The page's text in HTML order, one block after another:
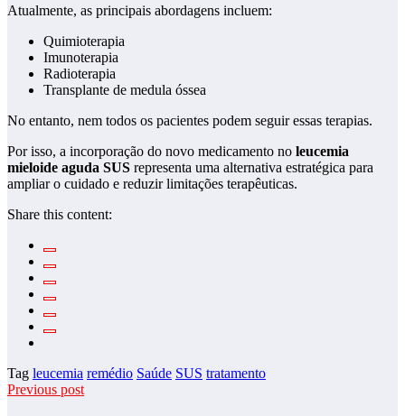
Atualmente, as principais abordagens incluem:
Quimioterapia
Imunoterapia
Radioterapia
Transplante de medula óssea
No entanto, nem todos os pacientes podem seguir essas terapias.
Por isso, a incorporação do novo medicamento no leucemia
mieloide aguda SUS representa uma alternativa estratégica para
ampliar o cuidado e reduzir limitações terapêuticas.
Share this content:
Tag leucemia remédio Saúde SUS tratamento
Previous post